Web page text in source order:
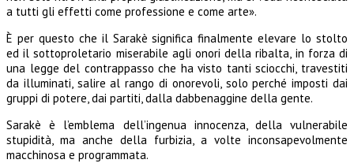
a tutti gli effetti come professione e come arte».
È per questo che il Sarakè significa finalmente elevare lo stolto
ed il sottoproletario miserabile agli onori della ribalta, in forza di
una legge del contrappasso che ha visto tanti sciocchi, travestiti
da illuminati, salire al rango di onorevoli, solo perché imposti dai
gruppi di potere, dai partiti, dalla dabbenaggine della gente.
Sarakè è l’emblema dell’ingenua innocenza, della vulnerabile
stupidità, ma anche della furbizia, a volte inconsapevolmente
macchinosa e programmata.